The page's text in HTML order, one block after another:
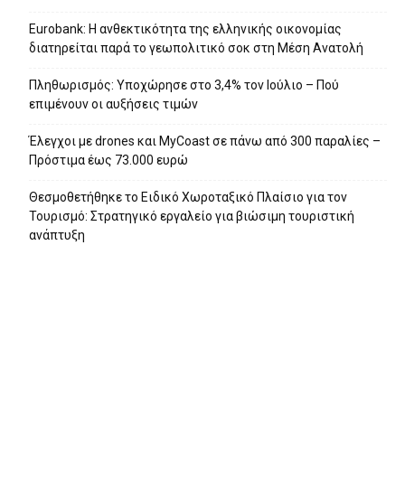
Eurobank: Η ανθεκτικότητα της ελληνικής οικονομίας
διατηρείται παρά το γεωπολιτικό σοκ στη Μέση Ανατολή
Πληθωρισμός: Υποχώρησε στο 3,4% τον Ιούλιο – Πού
επιμένουν οι αυξήσεις τιμών
Έλεγχοι με drones και MyCoast σε πάνω από 300 παραλίες –
Πρόστιμα έως 73.000 ευρώ
Θεσμοθετήθηκε το Ειδικό Χωροταξικό Πλαίσιο για τον
Τουρισμό: Στρατηγικό εργαλείο για βιώσιμη τουριστική
ανάπτυξη